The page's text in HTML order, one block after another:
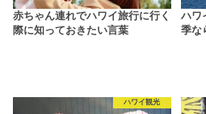
赤ちゃん連れでハワイ旅行に行く
際に知っておきたい言葉
ハワ
季な
ハワイ観光